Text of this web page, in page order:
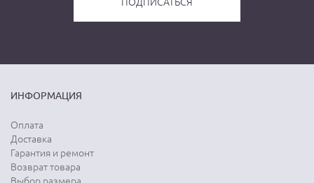
ИНФОРМАЦИЯ
Оплата
Доставка
Гарантия и ремонт
Возврат товара